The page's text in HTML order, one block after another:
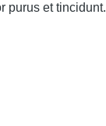
purus et tincidunt.